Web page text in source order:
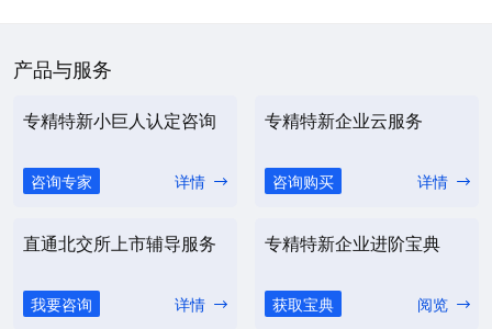
产品与服务
专精特新小巨人认定咨询
咨询专家 详情
专精特新企业云服务
咨询购买 详情
直通北交所上市辅导服务
我要咨询 详情
专精特新企业进阶宝典
获取宝典 阅览